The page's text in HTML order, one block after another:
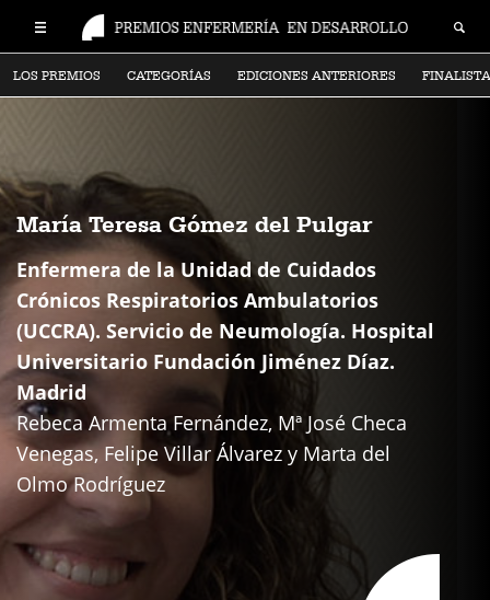
LOS PREMIOS CATEGORÍAS EDICIONES ANTERIORES
María Teresa Gómez del Pulgar
Enfermera de la Unidad de Cuidados
Crónicos Respiratorios Ambulatorios
(UCCRA). Servicio de Neumología. Hospital
Universitario Fundación Jiménez Díaz.
Madrid
Rebeca Armenta Fernández, Mª José Checa
Venegas, Felipe Villar Álvarez y Marta del
Olmo Rodríguez